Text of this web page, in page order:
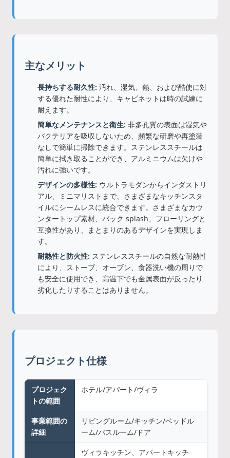
主なメリット
長持ちする耐久性: 汚れ、湿気、熱、および酷使に対
する優れた耐性により、キャビネットは時の試練に
耐えます。
簡単なメンテナンスと衛生: 非多孔質の表面は湿気や
バクテリアを吸収しないため、頻繁な研磨や再塗装
なしで簡単に掃除できます。ステンレススチールは
簡単に拭き取ることができ、アルミニウムは欠けや
汚れに強いです。
デザインの多様性: ウルトラモダンからインダストリ
アル、ミニマリストまで、さまざまなキッチンスタ
イルにシームレスに統合できます。さまざまなカウ
ンタートップ素材、バック splash、フローリングと
互換性があり、まとまりのあるデザインを実現しま
す。
耐熱性と防火性: ステンレススチールの自然な耐熱性
により、ストーブ、オーブン、食器洗い機の周りで
も安全に使用でき、高温下でも金属表面が反ったり
劣化したりすることはありません。
プロジェクト仕様
プロジェク
トの範囲
ホテル/アパート/ヴィラ
事業範囲の
詳細
リビングルーム/キッチン/ベッドル
ーム/バスルーム/ドア
ヴィラキッチン、アパートキッチ